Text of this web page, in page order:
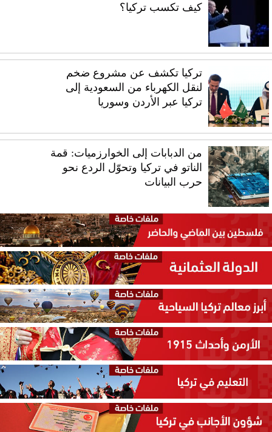
كيف تكسب تركيا؟
تركيا تكشف عن مشروع ضخم
لنقل الكهرباء من السعودية إلى
تركيا عبر الأردن وسوريا
من الدبابات إلى الخوارزميات: قمة
الناتو في تركيا وتحوّل الردع نحو
حرب البيانات